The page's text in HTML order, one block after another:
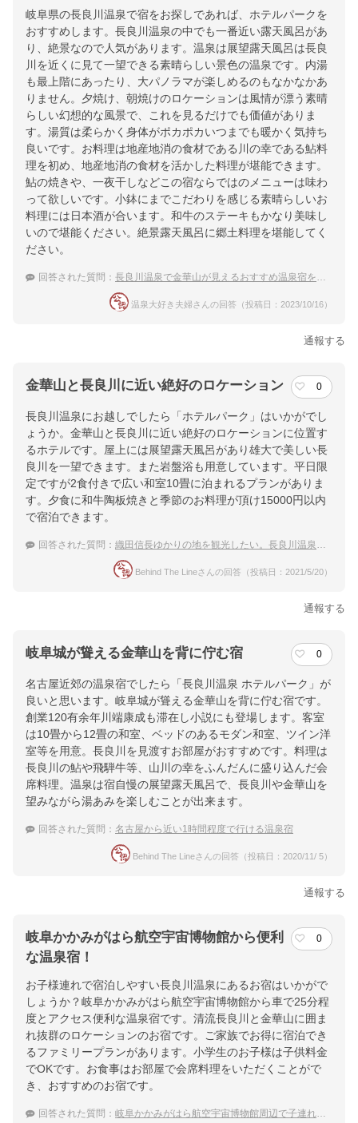
岐阜県の長良川温泉で宿をお探しであれば、ホテルパークを
おすすめします。長良川温泉の中でも一番近い露天風呂があ
り、絶景なので人気があります。温泉は展望露天風呂は長良
川を近くに見て一望できる素晴らしい景色の温泉です。内湯
も最上階にあったり、大パノラマが楽しめるのもなかなかあ
りません。夕焼け、朝焼けのロケーションは風情が漂う素晴
らしい幻想的な風景で、これを見るだけでも価値がありま
す。湯質は柔らかく身体がポカポカいつまでも暖かく気持ち
良いです。お料理は地産地消の食材である川の幸である鮎料
理を初め、地産地消の食材を活かした料理が堪能できます。
鮎の焼きや、一夜干しなどこの宿ならではのメニューは味わ
って欲しいです。小鉢にまでこだわりを感じる素晴らしいお
料理には日本酒が合います。和牛のステーキもかなり美味し
いので堪能ください。絶景露天風呂に郷土料理を堪能してく
ださい。
回答された質問： 長良川温泉で金華山が見えるおすすめ温泉宿を教えてください
温泉大好き夫婦さんの回答（投稿日：2023/10/16）
通報する
金華山と長良川に近い絶好のロケーション 0
長良川温泉にお越しでしたら「ホテルパーク」はいかがでし
ょうか。金華山と長良川に近い絶好のロケーションに位置す
るホテルです。屋上には展望露天風呂があり雄大で美しい長
良川を一望できます。また岩盤浴も用意しています。平日限
定ですが2食付きで広い和室10畳に泊まれるプランがありま
す。夕食に和牛陶板焼きと季節のお料理が頂け15000円以内
で宿泊できます。
回答された質問： 織田信長ゆかりの地を観光したい。長良川温泉で露天風呂に入れる宿は？
Behind The Lineさんの回答（投稿日：2021/5/20）
通報する
岐阜城が聳える金華山を背に佇む宿 0
名古屋近郊の温泉宿でしたら「長良川温泉 ホテルパーク」が
良いと思います。岐阜城が聳える金華山を背に佇む宿です。
創業120有余年川端康成も滞在し小説にも登場します。客室
は10畳から12畳の和室、ベッドのあるモダン和室、ツイン洋
室等を用意。長良川を見渡すお部屋がおすすめです。料理は
長良川の鮎や飛騨牛等、山川の幸をふんだんに盛り込んだ会
席料理。温泉は宿自慢の展望露天風呂で、長良川や金華山を
望みながら湯あみを楽しむことが出来ます。
回答された質問： 名古屋から近い1時間程度で行ける温泉宿
Behind The Lineさんの回答（投稿日：2020/11/ 5）
通報する
岐阜かかみがはら航空宇宙博物館から便利
な温泉宿！
0
お子様連れで宿泊しやすい長良川温泉にあるお宿はいかがで
しょうか？岐阜かかみがはら航空宇宙博物館から車で25分程
度とアクセス便利な温泉宿です。清流長良川と金華山に囲ま
れ抜群のロケーションのお宿です。ご家族でお得に宿泊でき
るファミリープランがあります。小学生のお子様は子供料金
でOKです。お食事はお部屋で会席料理をいただくことがで
き、おすすめのお宿です。
回答された質問： 岐阜かかみがはら航空宇宙博物館周辺で子連れにおすすめの温泉宿は？